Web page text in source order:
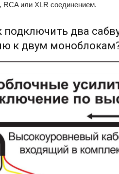
или XLR соединением.
подключить два
к двум